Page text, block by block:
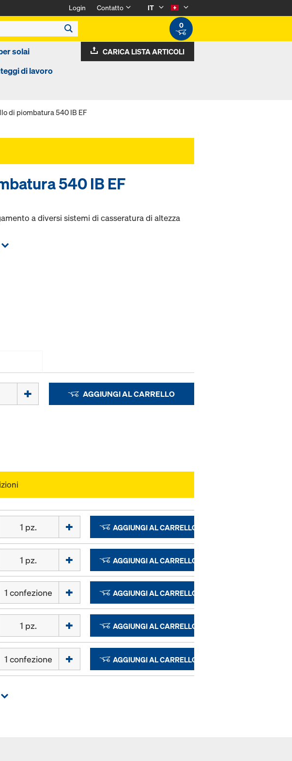
Login Contatto
IT
0
solai
di lavoro
CARICA LISTA ARTICOLI
di piombatura 540 IB EF
540 IB EF
a diversi sistemi di casseratura di altezza
AGGIUNGI AL CARRELLO
AGGIUNGI AL CARRELLO
AGGIUNGI AL CARRELLO
AGGIUNGI AL CARRELLO
AGGIUNGI AL CARRELLO
AGGIUNGI AL CARRELLO